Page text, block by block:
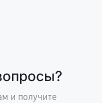
и получите